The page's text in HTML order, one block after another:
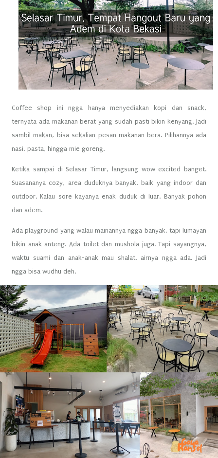
Coffee shop ini ngga hanya menyediakan kopi dan snack,
ternyata ada makanan berat yang sudah pasti bikin kenyang. Jadi
sambil makan, bisa sekalian pesan makanan bera. Pilihannya ada
nasi, pasta, hingga mie goreng.
Ketika sampai di Selasar Timur, langsung wow excited banget.
Suasananya cozy, area duduknya banyak, baik yang indoor dan
outdoor. Kalau sore kayanya enak duduk di luar. Banyak pohon
dan adem.
Ada playground yang walau mainannya ngga banyak, tapi lumayan
bikin anak anteng. Ada toilet dan mushola juga. Tapi sayangnya,
waktu suami dan anak-anak mau shalat, airnya ngga ada. Jadi
ngga bisa wudhu deh.